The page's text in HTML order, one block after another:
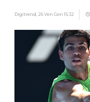
Digitrend, 26 Ven Gen 15:32